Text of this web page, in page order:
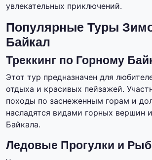
увлекательных приключений.
Популярные Туры
Байкал
Треккинг по Горному
Этот тур предназначен для
отдыха и красивых пейзажей.
походы по заснеженным горам и
насладятся видами горных вершин
Байкала.
Ледовые Прогулки и